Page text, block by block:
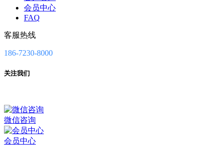
会员中心
FAQ
客服热线
186-7230-8000
关注我们
微信咨询
会员中心